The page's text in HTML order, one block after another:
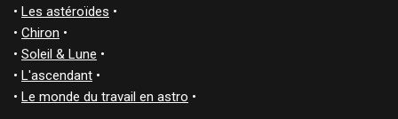
• Les astéroïdes •
• Chiron •
• Soleil & Lune •
• L'ascendant •
• Le monde du travail en astro •